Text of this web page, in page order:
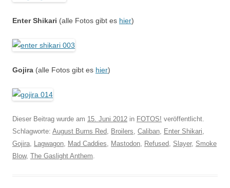
Enter Shikari (alle Fotos gibt es hier)
Gojira (alle Fotos gibt es hier)
Dieser Beitrag wurde am 15. Juni 2012 in FOTOS! veröffentlicht.
Schlagworte: August Burns Red, Broilers, Caliban, Enter Shikari,
Gojira, Lagwagon, Mad Caddies, Mastodon, Refused, Slayer, Smoke
Blow, The Gaslight Anthem.